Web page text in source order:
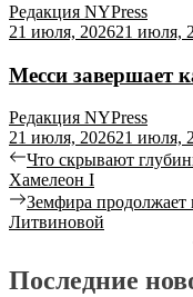
Редакция NYPress
21 июля, 202621 июля,
Месси завершает
Редакция NYPress
21 июля, 202621 июля,
Навигация
по
записям
Previous
post:
Что скрывают
Хамелеон I
Next
post:
Земфира продолжает
Литвиновой
Последние